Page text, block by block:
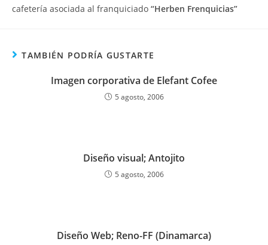
cafetería asociada al franquiciado “Herben Frenquicias”
TAMBIÉN PODRÍA GUSTARTE
Imagen corporativa de Elefant Cofee
5 agosto, 2006
Diseño visual; Antojito
5 agosto, 2006
Diseño Web; Reno-FF (Dinamarca)